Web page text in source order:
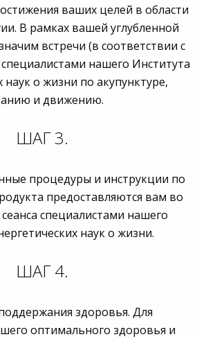
ваших целей в области
В рамках вашей углубленной
встречи (в соответствии с
нашего Института
наук о жизни по акупунктуре,
и движению.
ШАГ 3.
процедуры и инструкции по
предоставляются вам во
специалистами нашего
наук о жизни.
ШАГ 4.
здоровья. Для
оптимального здоровья и